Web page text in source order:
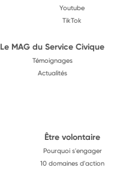
Youtube
TikTok
Le MAG du Service Civique
Témoignages
Actualités
Être volontaire
Pourquoi s'engager
10 domaines d'action